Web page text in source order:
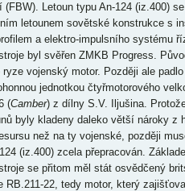
Letoun typu An-124 (iz.400)
letounem sovětské konstrukce s
a elektro-impulsního systému
byl svěřen ZMKB Progress.
vojenský motor. Později ale
jednotkou čtyřmotorového
(Camber) z dílny S.V. Iljušina.
byly kladeny daleko větší nároky z
než na ty vojenské, později
(iz.400) zcela přepracován.
se přitom měl stát osvědčený
RB.211-22, tedy motor, který